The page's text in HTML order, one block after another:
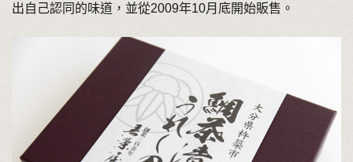
出自己認同的味道，並從2009年10月底開始販售。